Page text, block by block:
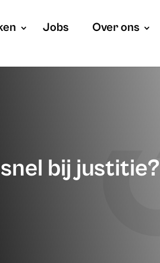
Jobs Over ons
bij justitie?